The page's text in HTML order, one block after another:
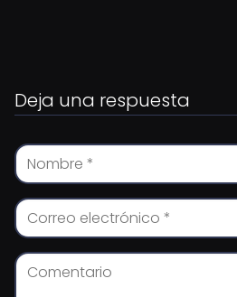
Deja una respuesta